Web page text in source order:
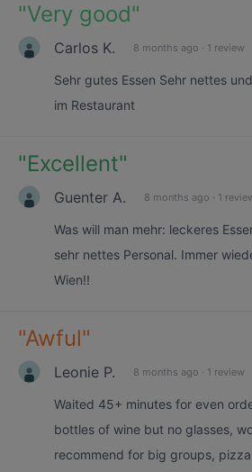
"Very good"
Carlos K. 8 months ago · 1 review
Sehr gutes Essen Sehr nettes
im Restaurant
"Excellent"
Guenter A. 8 months ago · 1
Was will man mehr: leckeres
sehr nettes Personal. Immer
Wien!!
"Awful"
Leonie P. 8 months ago · 1 review
Waited 45+ minutes for even
bottles of wine but no glasses,
recommend for big groups,